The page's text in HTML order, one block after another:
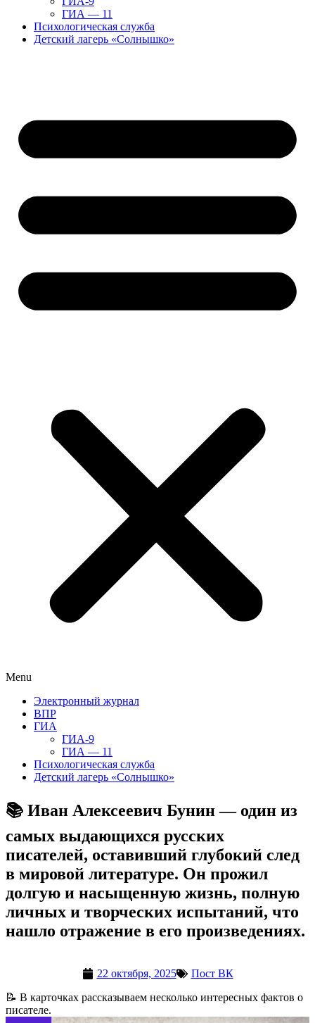
ГИА — 11
Психологическая служба
Детский лагерь «Солнышко»
Menu
Электронный журнал
ВПР
ГИА
ГИА-9
ГИА — 11
Психологическая служба
Детский лагерь «Солнышко»
📚 Иван Алексеевич Бунин — один из
самых выдающихся русских
писателей, оставивший глубокий след
в мировой литературе. Он прожил
долгую и насыщенную жизнь, полную
личных и творческих испытаний, что
нашло отражение в его произведениях.
22 октября, 2025
Пост ВК
📝 В карточках рассказываем несколько интересных фактов о
писателе.